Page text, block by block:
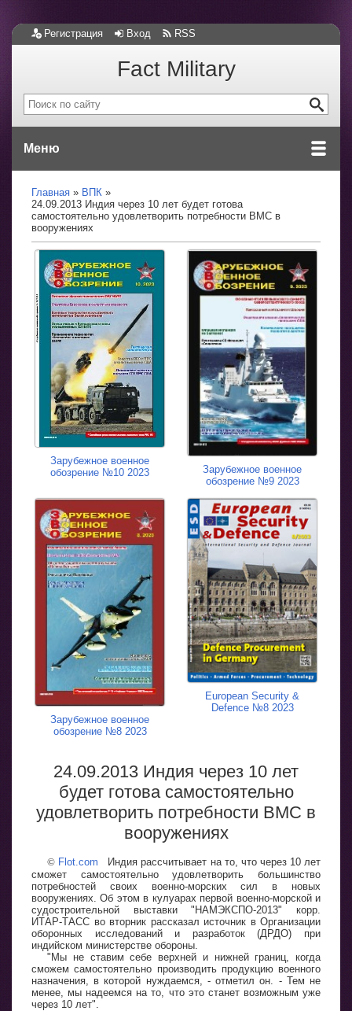
Регистрация Вход RSS
Fact Military
Меню
Главная
ВПК
24.09.2013 Индия через 10 лет будет готова
самостоятельно удовлетворить потребности ВМС в
вооружениях
Зарубежное военное
обозрение №10 2023
Зарубежное военное
обозрение №9 2023
Зарубежное военное
обозрение №8 2023
European Security &
Defence №8 2023
24.09.2013 Индия через 10 лет
будет готова самостоятельно
удовлетворить потребности ВМС в
вооружениях
© Flot.com Индия рассчитывает на то, что через 10 лет
сможет самостоятельно удовлетворить большинство
потребностей своих военно-морских сил в новых
вооружениях. Об этом в кулуарах первой военно-морской и
судостроительной выставки "НАМЭКСПО-2013" корр.
ИТАР-ТАСС во вторник рассказал источник в Организации
оборонных исследований и разработок (ДРДО) при
индийском министерстве обороны.
"Мы не ставим себе верхней и нижней границ, когда
сможем самостоятельно производить продукцию военного
назначения, в которой нуждаемся, - отметил он. - Тем не
менее, мы надеемся на то, что это станет возможным уже
через 10 лет".